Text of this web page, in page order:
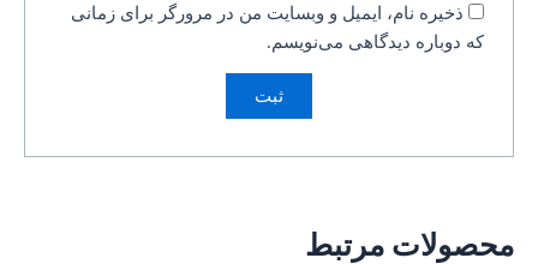
ذخیره نام، ایمیل و وبسایت من در مرورگر برای زمانی
که دوباره دیدگاهی می‌نویسم.
محصولات مرتبط